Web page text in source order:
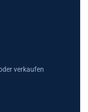
verkaufen